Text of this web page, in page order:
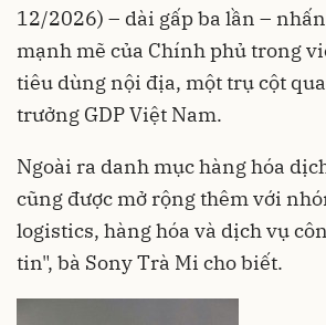
12/2026) – dài gấp ba lần –
mạnh mẽ của Chính phủ trong
tiêu dùng nội địa, một trụ cột
trưởng GDP Việt Nam.
Ngoài ra danh mục hàng hóa
cũng được mở rộng thêm với
logistics, hàng hóa và dịch vụ
tin", bà Sony Trà Mi cho biết.